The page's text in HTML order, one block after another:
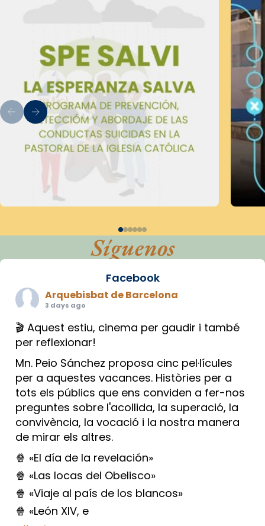
Síguenos
Facebook
Arquebisbat de Barcelona
3 days ago
🎬 Aquest estiu, cinema per gaudir i també
per reflexionar!
Mn. Peio Sánchez proposa cinc pel·lícules
per a aquestes vacances. Històries per a
tots els públics que ens conviden a fer-nos
preguntes sobre l'acollida, la superació, la
convivència, la vocació i la nostra manera
de mirar els altres.
🍿 «El día de la revelación»
🍿 «Las locas del Obelisco»
🍿 «Viaje al país de los blancos»
🍿 «León XIV, e